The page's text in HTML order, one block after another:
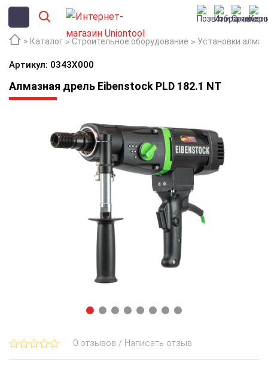
Каталог Строительное оборудование Установки
Артикул: 0343X000
Алмазная дрель Eibenstock PLD 182.1 NT
0 отзывов / Написать отзыв